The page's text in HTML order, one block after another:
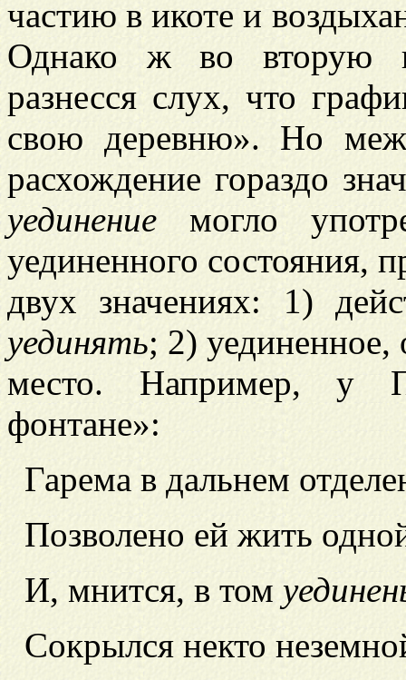
частию в икоте и
Однако ж во вторую
разнесся слух, что
свою деревню». Но
расхождение гораздо
уединение могло
уединенного состояния,
двух значениях: 1)
уединять; 2) уединенное,
место. Например, у
фонтане»:
Гарема в дальнем
Позволено ей жить
И, мнится, в том
Сокрылся некто